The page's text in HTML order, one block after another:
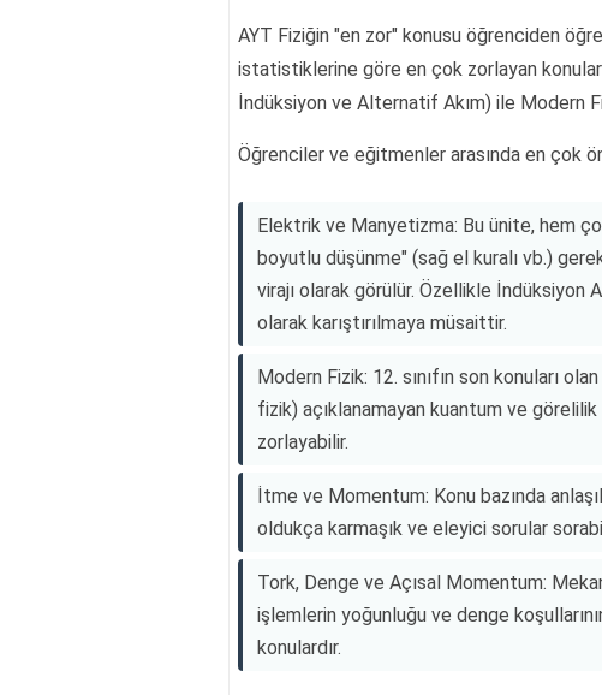
AYT Fiziğin "en zor" konusu öğrenciden
istatistiklerine göre en çok zorlayan
İndüksiyon ve Alternatif Akım) ile Modern
Öğrenciler ve eğitmenler arasında en çok
Elektrik ve Manyetizma: Bu ünite, hem
boyutlu düşünme" (sağ el kuralı vb.)
virajı olarak görülür. Özellikle İndüksiyon
olarak karıştırılmaya müsaittir.
Modern Fizik: 12. sınıfın son konuları
fizik) açıklanamayan kuantum ve
zorlayabilir.
İtme ve Momentum: Konu bazında
oldukça karmaşık ve eleyici sorular
Tork, Denge ve Açısal Momentum:
işlemlerin yoğunluğu ve denge
konulardır.